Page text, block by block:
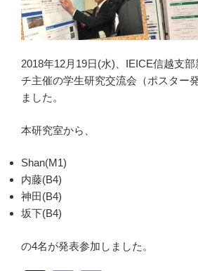
2018年12月19日(水)、IEICE信越支
チ主催の学生研究交流会（ポスター
ました。
本研究室から、
Shan(M1)
内藤(B4)
神田(B4)
坂下(B4)
の4名が発表参加しました。